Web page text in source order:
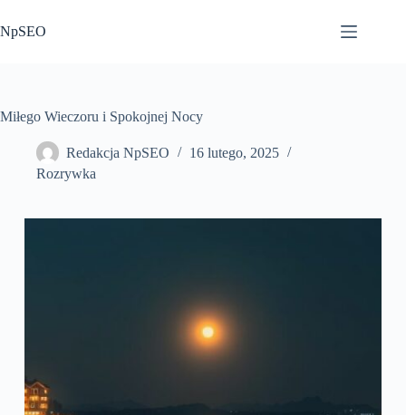
do
treści
NpSEO
Miłego Wieczoru i Spokojnej Nocy
Redakcja NpSEO
16 lutego, 2025
Rozrywka